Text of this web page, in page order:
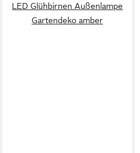
LED Glühbirnen Außenlampe
Gartendeko amber